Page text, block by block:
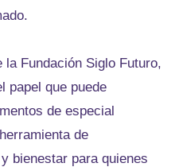
Fundación Siglo Futuro,
papel que puede
de especial
de
bienestar para quienes